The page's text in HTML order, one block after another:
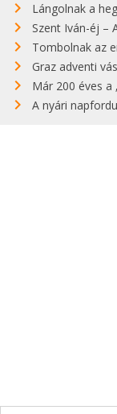
Lángolnak a
Szent Iván-éj –
Tombolnak az
Graz adventi
Már 200 éves a
A nyári napforduló